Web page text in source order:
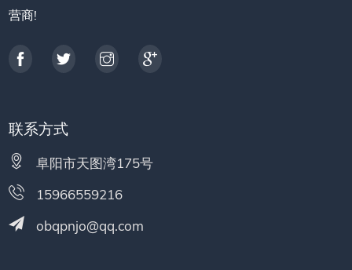
营商!
联系方式
阜阳市天图湾175号
15966559216
obqpnjo@qq.com